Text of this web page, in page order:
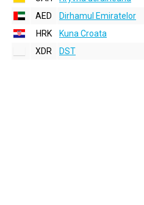
AED
Dirhamul Emiratelor
HRK
Kuna Croata
XDR
DST